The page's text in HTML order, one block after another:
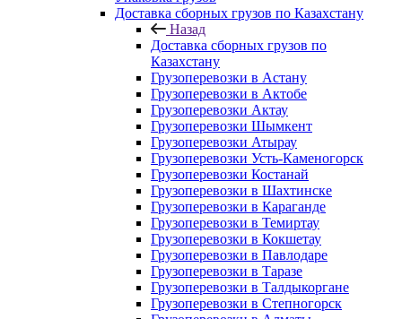
Доставка сборных грузов по Казахстану
Назад
Доставка сборных грузов по
Казахстану
Грузоперевозки в Астану
Грузоперевозки в Актобе
Грузоперевозки Актау
Грузоперевозки Шымкент
Грузоперевозки Атырау
Грузоперевозки Усть-Каменогорск
Грузоперевозки Костанай
Грузоперевозки в Шахтинске
Грузоперевозки в Караганде
Грузоперевозки в Темиртау
Грузоперевозки в Кокшетау
Грузоперевозки в Павлодаре
Грузоперевозки в Таразе
Грузоперевозки в Талдыкоргане
Грузоперевозки в Степногорск